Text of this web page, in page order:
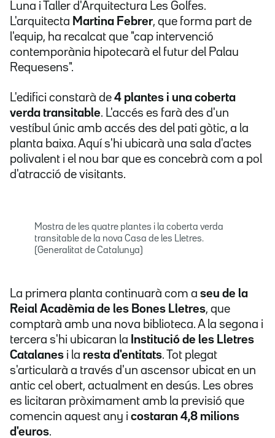
Luna i Taller d'Arquitectura Les Golfes.
L'arquitecta Martina Febrer, que forma part de
l'equip, ha recalcat que "cap intervenció
contemporània hipotecarà el futur del Palau
Requesens".
L'edifici constarà de 4 plantes i una coberta
verda transitable. L'accés es farà des d'un
vestíbul únic amb accés des del pati gòtic, a la
planta baixa. Aquí s'hi ubicarà una sala d'actes
polivalent i el nou bar que es concebrà com a pol
d'atracció de visitants.
Mostra de les quatre plantes i la coberta verda
transitable de la nova Casa de les Lletres.
(Generalitat de Catalunya)
La primera planta continuarà com a seu de la
Reial Acadèmia de les Bones Lletres, que
comptarà amb una nova biblioteca. A la segona i
tercera s'hi ubicaran la
Institució de les Lletres
Catalanes i la resta d'entitats. Tot plegat
s'articularà a través d'un ascensor ubicat en un
antic cel obert, actualment en desús. Les obres
es licitaran pròximament amb la previsió que
comencin aquest any i costaran 4,8 milions
d'euros.